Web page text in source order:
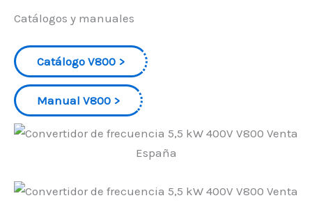
Catálogos y manuales
Catálogo V800
Manual V800